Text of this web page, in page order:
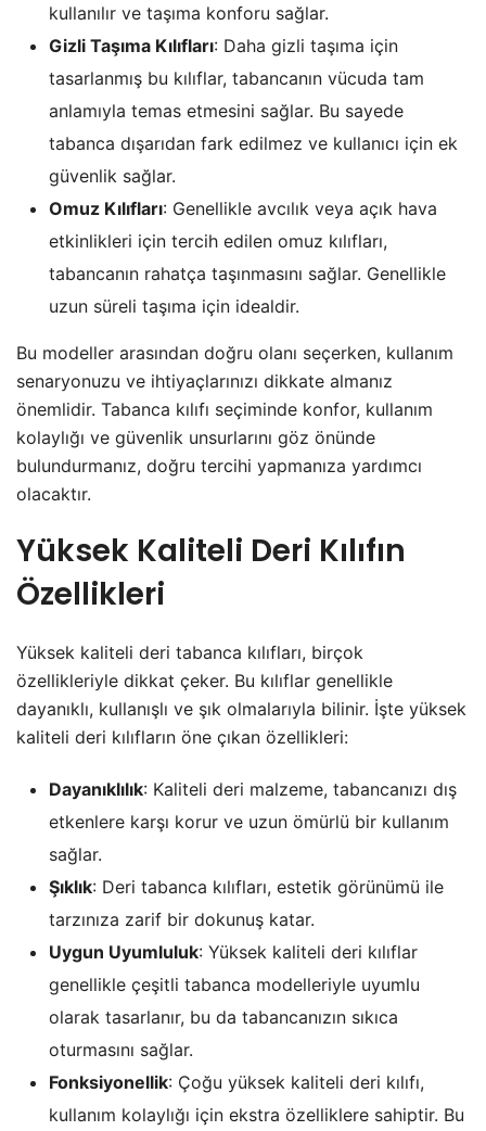
kullanılır ve taşıma konforu sağlar.
Gizli Taşıma Kılıfları: Daha gizli taşıma için
tasarlanmış bu kılıflar, tabancanın vücuda tam
anlamıyla temas etmesini sağlar. Bu sayede
tabanca dışarıdan fark edilmez ve kullanıcı için ek
güvenlik sağlar.
Omuz Kılıfları: Genellikle avcılık veya açık hava
etkinlikleri için tercih edilen omuz kılıfları,
tabancanın rahatça taşınmasını sağlar. Genellikle
uzun süreli taşıma için idealdir.
Bu modeller arasından doğru olanı seçerken, kullanım
senaryonuzu ve ihtiyaçlarınızı dikkate almanız
önemlidir. Tabanca kılıfı seçiminde konfor, kullanım
kolaylığı ve güvenlik unsurlarını göz önünde
bulundurmanız, doğru tercihi yapmanıza yardımcı
olacaktır.
Yüksek Kaliteli Deri Kılıfın
Özellikleri
Yüksek kaliteli deri tabanca kılıfları, birçok
özellikleriyle dikkat çeker. Bu kılıflar genellikle
dayanıklı, kullanışlı ve şık olmalarıyla bilinir. İşte yüksek
kaliteli deri kılıfların öne çıkan özellikleri:
Dayanıklılık: Kaliteli deri malzeme, tabancanızı dış
etkenlere karşı korur ve uzun ömürlü bir kullanım
sağlar.
Şıklık: Deri tabanca kılıfları, estetik görünümü ile
tarzınıza zarif bir dokunuş katar.
Uygun Uyumluluk: Yüksek kaliteli deri kılıflar
genellikle çeşitli tabanca modelleriyle uyumlu
olarak tasarlanır, bu da tabancanızın sıkıca
oturmasını sağlar.
Fonksiyonellik: Çoğu yüksek kaliteli deri kılıfı,
kullanım kolaylığı için ekstra özelliklere sahiptir. Bu